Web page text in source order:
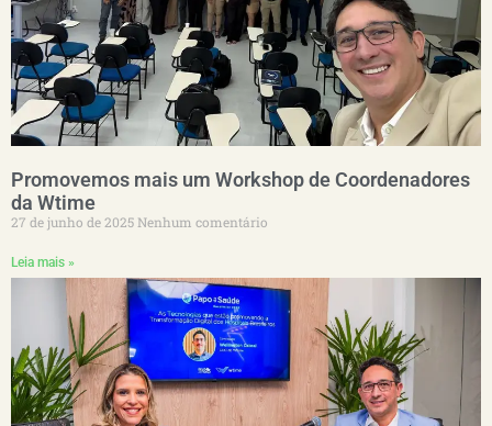
Promovemos mais um Workshop de Coordenadores
da Wtime
27 de junho de 2025 Nenhum comentário
Leia mais »